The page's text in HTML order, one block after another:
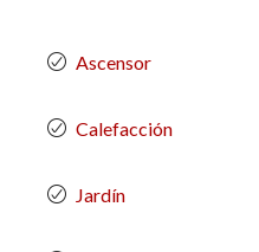
Ascensor
Calefacción
Jardín